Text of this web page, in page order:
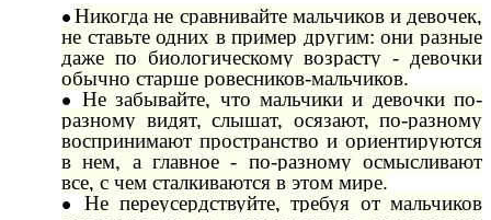
Никогда не сравнивайте мальчиков и девочек,
не ставьте одних в пример другим: они разные
даже по биологическому возрасту - девочки
обычно старше ровесников-мальчиков.
Не забывайте, что мальчики и девочки по-
разному видят, слышат, осязают, по-разному
воспринимают пространство и ориентируются
в нем, а главное - по-разному осмысливают
все, с чем сталкиваются в этом мире.
Не переусердствуйте, требуя от мальчиков